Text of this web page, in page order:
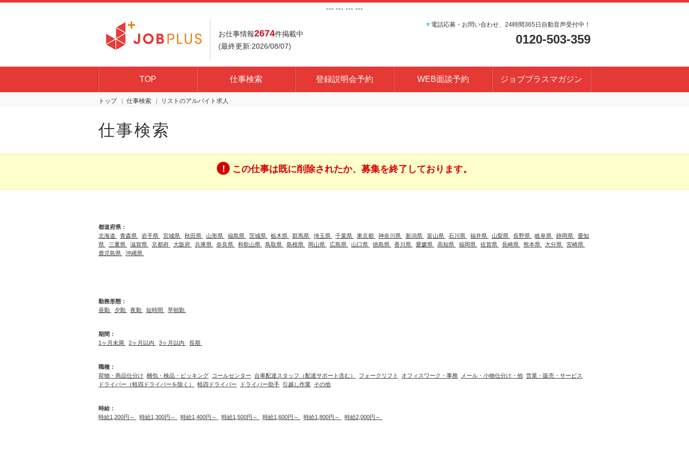
--- --- --- ---
お仕事情報2674件掲載中
(最終更新:2026/08/07)
▼ 電話応募・お問い合わせ、24時間365日自動音声受付中！
0120-503-359
TOP 仕事検索 登録説明会予約 WEB面談予約 ジョブプラスマガジン
トップ 仕事検索 リスト
仕事検索
この仕事は既に削除されたか、募集を終了しております。
都道府県：
北海道
青森県 岩手県 宮城県 秋田県 山形県 福島県 茨城県 栃木県 群馬県 埼玉県 千葉県 東京都 神奈川県 新潟県 富山県 石川県 福井県 山梨県 長野県 岐阜県 静岡県
愛知
県
三重県 滋賀県 京都府 大阪府 兵庫県 奈良県 和歌山県 鳥取県 島根県 岡山県 広島県 山口県 徳島県 香川県 愛媛県 高知県 福岡県 佐賀県 長崎県 熊本県 大分県
宮崎県
鹿児島県
沖縄県
勤務形態：
昼勤
夕勤 夜勤 短時間 早朝勤
期間：
1ヶ月未満
2ヶ月以内 3ヶ月以内 長期
職種：
荷物・商品仕分け 梱包・検品・ピッキング コールセンター 台車配達スタッフ（配達サポート含む） フォークリフト オフィスワーク・事務 メール・小物仕分け・他 営業・販売・サービス
ドライバー（軽四ドライバーを除く）
軽四ドライバー ドライバー助手 引越し作業 その他
時給：
時給1,200円～
時給1,300円～ 時給1,400円～ 時給1,500円～ 時給1,600円～ 時給1,800円～ 時給2,000円～